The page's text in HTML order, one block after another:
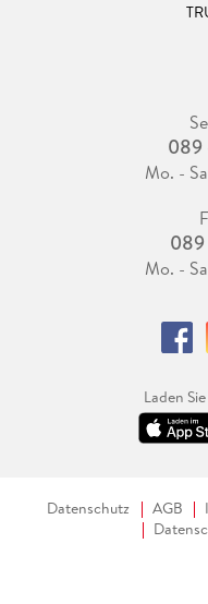
089
Mo. -
089
Mo. -
Laden
Datenschutz AGB